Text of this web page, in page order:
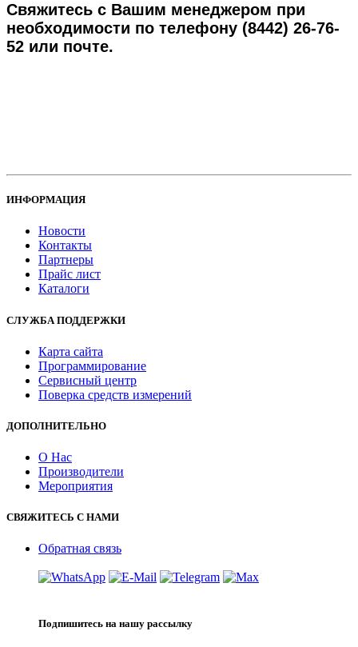
Свяжитесь с Вашим менеджером при
необходимости по телефону (8442) 26-76-
52 или почте.
ИНФОРМАЦИЯ
Новости
Контакты
Партнеры
Прайс лист
Каталоги
СЛУЖБА ПОДДЕРЖКИ
Карта сайта
Программирование
Сервисный центр
Поверка средств измерений
ДОПОЛНИТЕЛЬНО
О Нас
Производители
Мероприятия
СВЯЖИТЕСЬ С НАМИ
Обратная связь
Подпишитесь на нашу рассылку